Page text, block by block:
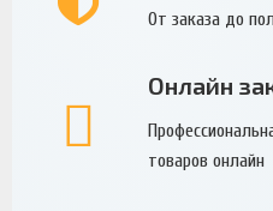
От заказа до
Онлайн
товаров онлайн